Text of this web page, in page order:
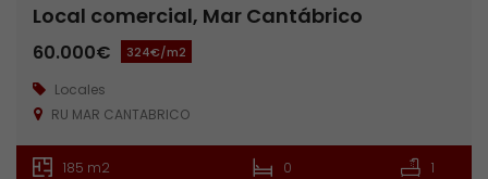
Local comercial, Mar Cantábrico
60.000€ 324€/m2
Locales
RU MAR CANTABRICO
185 m2 0 1